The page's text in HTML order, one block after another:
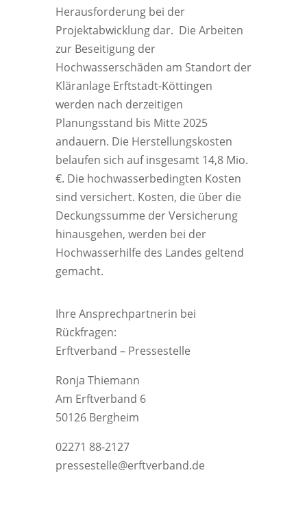
Herausforderung bei der
Projektabwicklung dar. Die Arbeiten
zur Beseitigung der
Hochwasserschäden am Standort der
Kläranlage Erftstadt-Köttingen
werden nach derzeitigen
Planungsstand bis Mitte 2025
andauern. Die Herstellungskosten
belaufen sich auf insgesamt 14,8 Mio.
€. Die hochwasserbedingten Kosten
sind versichert. Kosten, die über die
Deckungssumme der Versicherung
hinausgehen, werden bei der
Hochwasserhilfe des Landes geltend
gemacht.
Ihre Ansprechpartnerin bei
Rückfragen:
Erftverband – Pressestelle
Ronja Thiemann
Am Erftverband 6
50126 Bergheim
02271 88-2127
pressestelle@erftverband.de